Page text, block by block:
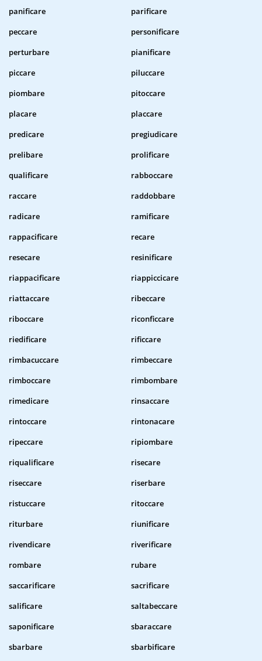
panificare
parificare
peccare
personificare
perturbare
pianificare
piccare
piluccare
piombare
pitoccare
placare
placcare
predicare
pregiudicare
prelibare
prolificare
qualificare
rabboccare
raccare
raddobbare
radicare
ramificare
rappacificare
recare
resecare
resinificare
riappacificare
riappiccicare
riattaccare
ribeccare
riboccare
riconficcare
riedificare
rificcare
rimbacuccare
rimbeccare
rimboccare
rimbombare
rimedicare
rinsaccare
rintoccare
rintonacare
ripeccare
ripiombare
riqualificare
risecare
riseccare
riserbare
ristuccare
ritoccare
riturbare
riunificare
rivendicare
riverificare
rombare
rubare
saccarificare
sacrificare
salificare
saltabeccare
saponificare
sbaraccare
sbarbare
sbarbificare